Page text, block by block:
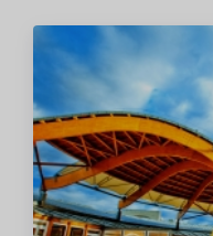
tájékoztató